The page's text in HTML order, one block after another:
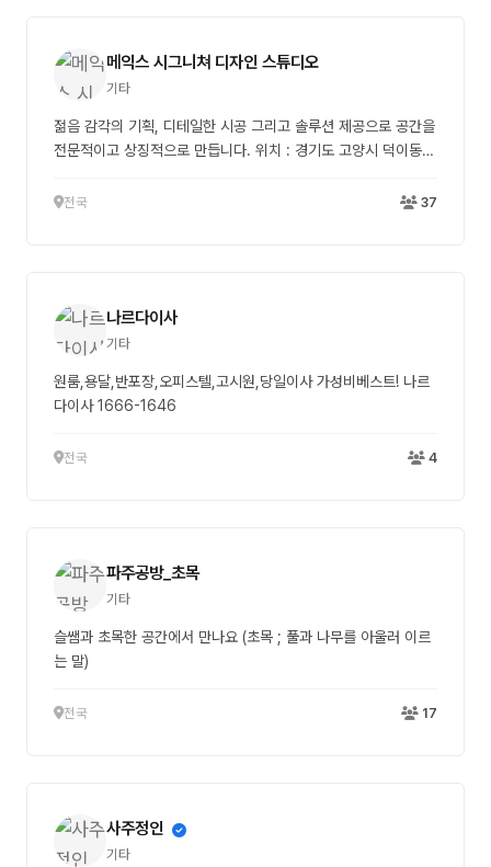
메익스 시그니쳐 디자인 스튜디오
기타
젊음 감각의 기획, 디테일한 시공 그리고 솔루션 제공으로 공간을
전문적이고 상징적으로 만듭니다. 위치 : 경기도 고양시 덕이동
전국 37
나르다이사
기타
원룸,용달,반포장,오피스텔,고시원,당일이사 가성비베스트! 나르
다이사 1666-1646
전국 4
파주공방_초목
기타
슬쌤과 초목한 공간에서 만나요 (초목 ; 풀과 나무를 아울러 이르
는 말)
전국 17
사주정인
기타